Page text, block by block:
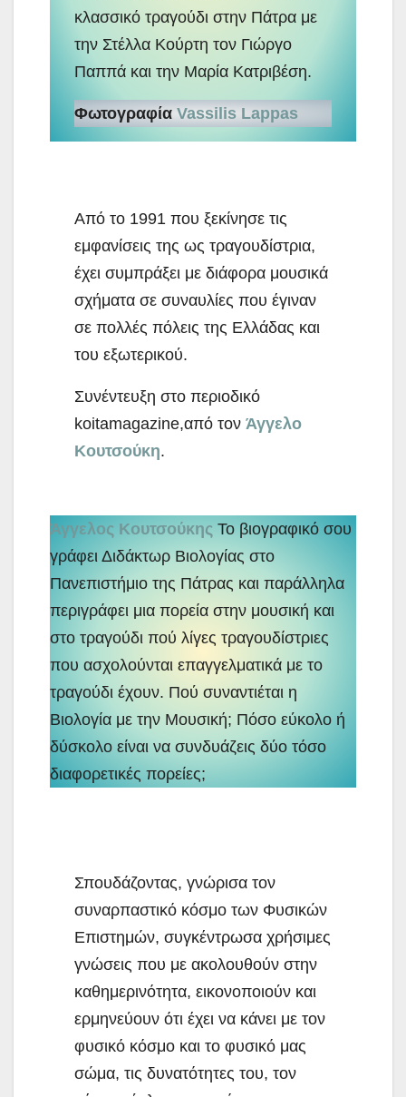
κλασσικό τραγούδι στην Πάτρα με
την Στέλλα Κούρτη τον Γιώργο
Παππά και την Μαρία Κατριβέση.
ΦωτογραφίαVassilis Lappas
Από το 1991 που ξεκίνησε τις
εμφανίσεις της ως τραγουδίστρια,
έχει συμπράξει με διάφορα μουσικά
σχήματα σε συναυλίες που έγιναν
σε πολλές πόλεις της Ελλάδας και
του εξωτερικού.
Συνέντευξη στο περιοδικό
koitamagazine,από τονΆγγελο
Κουτσούκη.
Άγγελος Κουτσούκης Το βιογραφικό σου
γράφει Διδάκτωρ Βιολογίας στο
Πανεπιστήμιο της Πάτρας και παράλληλα
περιγράφει μια πορεία στην μουσική και
στο τραγούδι πού λίγες τραγουδίστριες
που ασχολούνται επαγγελματικά με το
τραγούδι έχουν. Πού συναντιέται η
Βιολογία με την Μουσική; Πόσο εύκολο ή
δύσκολο είναι να συνδυάζεις δύο τόσο
διαφορετικές πορείες;
Σπουδάζοντας, γνώρισα τον
συναρπαστικό κόσμο των Φυσικών
Επιστημών, συγκέντρωσα χρήσιμες
γνώσεις που με ακολουθούν στην
καθημερινότητα, εικονοποιούν και
ερμηνεύουν ότι έχει να κάνει με τον
φυσικό κόσμο και το φυσικό μας
σώμα, τις δυνατότητες του, τον